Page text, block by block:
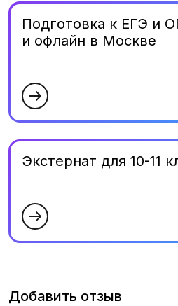
Подготовка к ЕГЭ и
и офлайн в Москве
Экстернат для 10-11
Добавить отзыв